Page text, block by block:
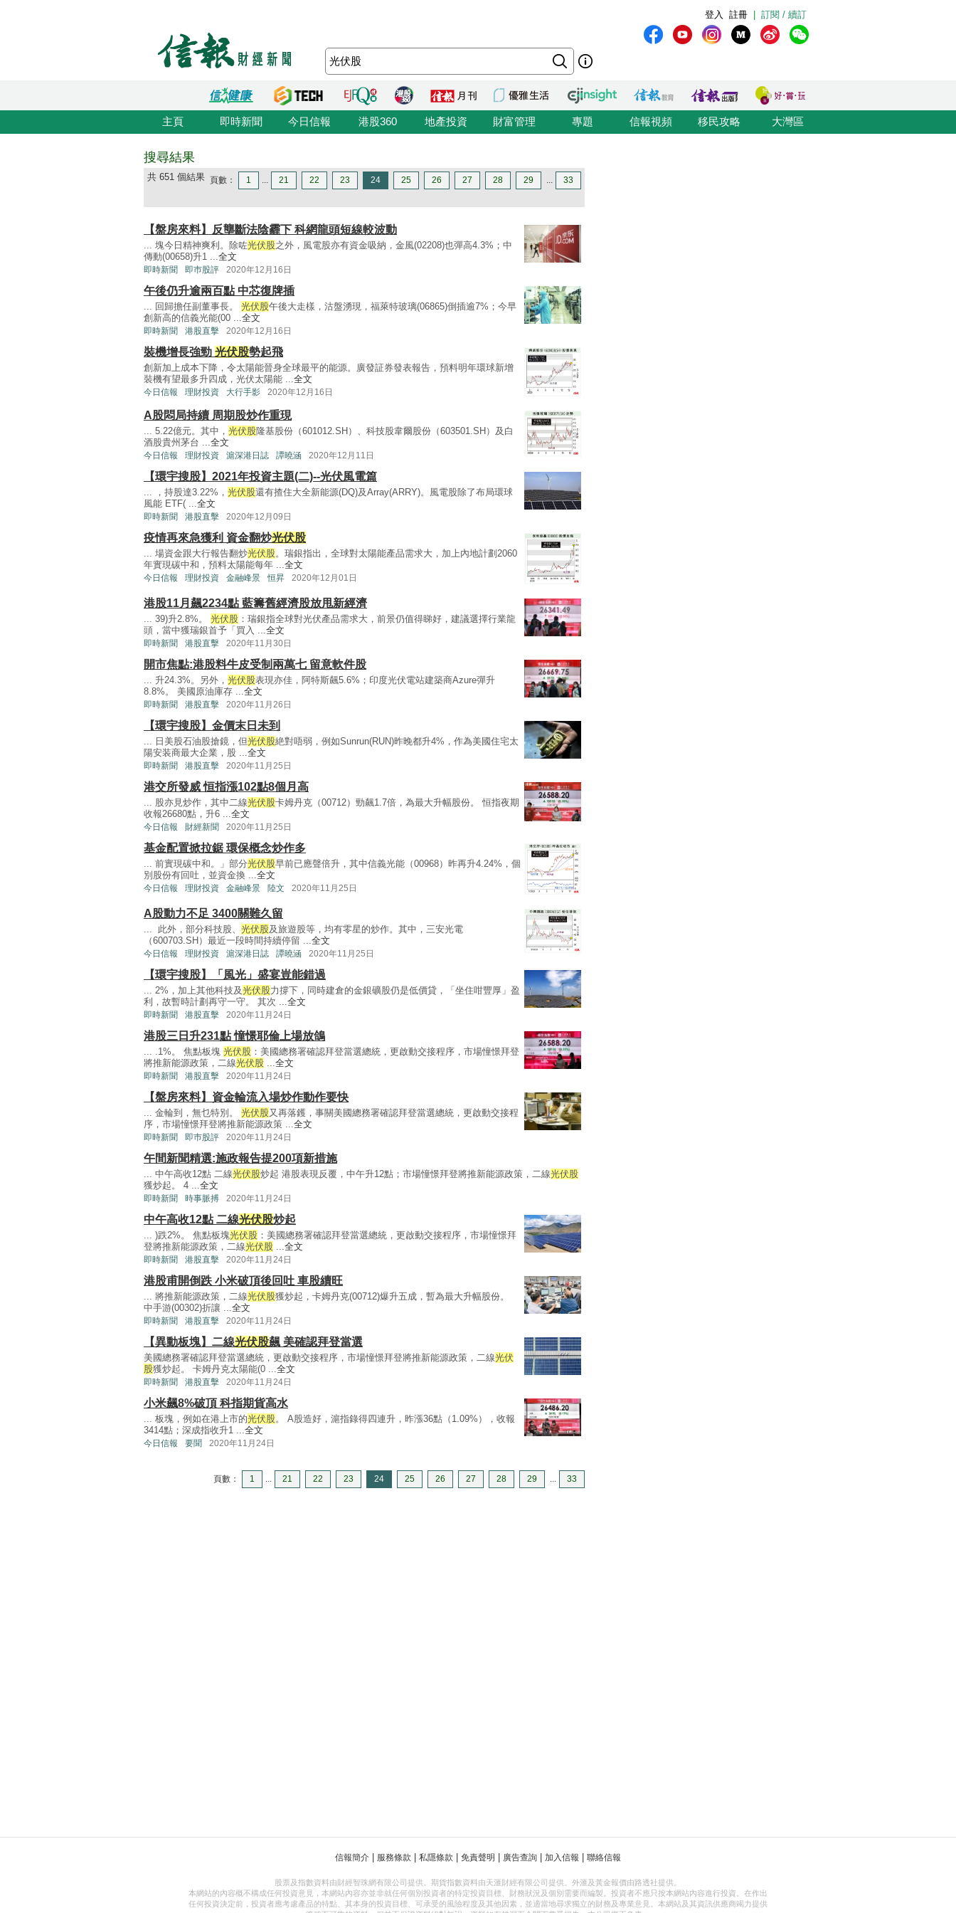
訂閱 / 續訂
註冊
登入
主頁 即時新聞 今日信報 港股360 地產投資 財富管理 專題 信報視頻 移民攻略 大灣區
搜尋結果
共 651 個結果 頁數： 1 ... 21 22 23 24 25 26 27 28 29 ... 33
【盤房來料】反壟斷法陰霾下 科網龍頭短線較波動
... 塊今日精神爽利。除咗光伏股之外，風電股亦有資金吸納，金風(02208)也彈高4.3%；中
傳動(00658)升1 ...全文
即時新聞 即巿股評 2020年12月16日
午後仍升逾兩百點 中芯復牌插
... 回歸擔任副董事長。 光伏股午後大走樣，沽盤湧現，福萊特玻璃(06865)倒插逾7%；今早
創新高的信義光能(00 ...全文
即時新聞 港股直擊 2020年12月16日
裝機增長強勁 光伏股勢起飛
創新加上成本下降，令太陽能晉身全球最平的能源。廣發証券發表報告，預料明年環球新增
裝機有望最多升四成，光伏太陽能 ...全文
今日信報 理財投資 大行手影 2020年12月16日
A股悶局持續 周期股炒作重現
... 5.22億元。其中， 光伏股隆基股份（601012.SH）、科技股韋爾股份（603501.SH）及白
酒股貴州茅台 ...全文
今日信報 理財投資 滬深港日誌 譚曉涵 2020年12月11日
【環宇搜股】2021年投資主題(二)--光伏風電篇
... ，持股達3.22%， 光伏股還有揸住大全新能源(DQ)及Array(ARRY)。風電股除了布局環球
風能 ETF( ...全文
即時新聞 港股直擊 2020年12月09日
疫情再來急獲利 資金翻炒光伏股
... 場資金跟大行報告翻炒光伏股。瑞銀指出，全球對太陽能產品需求大，加上內地計劃2060
年實現碳中和，預料太陽能每年 ...全文
今日信報 理財投資 金融峰景 恒昇 2020年12月01日
港股11月飆2234點 藍籌舊經濟股放甩新經濟
... 39)升2.8%。 光伏股 ：瑞銀指全球對光伏產品需求大，前景仍值得睇好，建議選擇行業龍
頭，當中獲瑞銀首予「買入 ...全文
即時新聞 港股直擊 2020年11月30日
開市焦點:港股料牛皮受制兩萬七 留意軟件股
... 升24.3%。另外， 光伏股表現亦佳，阿特斯飆5.6%；印度光伏電站建築商Azure彈升
8.8%。 美國原油庫存 ...全文
即時新聞 港股直擊 2020年11月26日
【環宇搜股】金價末日未到
... 日美股石油股搶鏡，但光伏股絶對唔弱，例如Sunrun(RUN)昨晚都升4%，作為美國住宅太
陽安装商最大企業，股 ...全文
即時新聞 港股直擊 2020年11月25日
港交所發威 恒指漲102點8個月高
... 股亦見炒作，其中二線光伏股卡姆丹克（00712）勁飆1.7倍，為最大升幅股份。 恒指夜期
收報26680點，升6 ...全文
今日信報 財經新聞 2020年11月25日
基金配置掀拉鋸 環保概念炒作多
... 前實現碳中和。」部分光伏股早前已應聲倍升，其中信義光能（00968）昨再升4.24%，個
別股份有回吐，並資金換 ...全文
今日信報 理財投資 金融峰景 陸文 2020年11月25日
A股動力不足 3400關難久留
... 此外，部分科技股、 光伏股及旅遊股等，均有零星的炒作。其中，三安光電
（600703.SH）最近一段時間持續停留 ... 全文
今日信報 理財投資 滬深港日誌 譚曉涵 2020年11月25日
【環宇搜股】「風光」盛宴豈能錯過
... 2%，加上其他科技及光伏股力撐下，同時建倉的金銀礦股仍是低價貸，「坐住咁豐厚」盈
利，故暫時計劃再守一守。 其次 ... 全文
即時新聞 港股直擊 2020年11月24日
港股三日升231點 憧憬耶倫上場放鴿
... .1%。 焦點板塊 光伏股 ：美國總務署確認拜登當選總統，更啟動交接程序，市場憧憬拜登
將推新能源政策，二線光伏股 全文
即時新聞 港股直擊 2020年11月24日
【盤房來料】資金輪流入場炒作動作要快
... 金輪到，無乜特別。 光伏股又再落鑊，事關美國總務署確認拜登當選總統，更啟動交接程
序，市場憧憬拜登將推新能源政策 ... 全文
即時新聞 即巿股評 2020年11月24日
午間新聞精選:施政報告提200項新措施
... 中午高收12點 二線光伏股炒起 港股表現反覆，中午升12點；市場憧憬拜登將推新能源政策，二線光伏股
獲炒起。 4 ... 全文
即時新聞 時事脈搏 2020年11月24日
中午高收12點 二線光伏股炒起
... )跌2%。 焦點板塊光伏股 ：美國總務署確認拜登當選總統，更啟動交接程序，市場憧憬拜
登將推新能源政策，二線光伏股 全文
即時新聞 港股直擊 2020年11月24日
港股甫開倒跌 小米破頂後回吐 車股續旺
... 將推新能源政策，二線光伏股獲炒起，卡姆丹克(00712)爆升五成，暫為最大升幅股份。
中手游(00302)折讓 ... 全文
即時新聞 港股直擊 2020年11月24日
【異動板塊】二線光伏股飆 美確認拜登當選
美國總務署確認拜登當選總統，更啟動交接程序，市場憧憬拜登將推新能源政策，二線光伏
股獲炒起。 卡姆丹克太陽能(0 ... 全文
即時新聞 港股直擊 2020年11月24日
小米飆8%破頂 科指期貨高水
... 板塊，例如在港上市的光伏股。 A股造好，滬指錄得四連升，昨漲36點（1.09%），收報
3414點；深成指收升1 ... 全文
今日信報 要聞 2020年11月24日
頁數： 1 21 22 23 24 25 26 27 28 29 33
信報簡介 | 服務條款 | 私隱條款 | 免責聲明 | 廣告查詢 | 加入信報 | 聯絡信報
股票及指數資料由財經智珠網有限公司提供。期貨指數資料由天滙財經有限公司提供。外滙及黃金報價由路透社提供。
本網站的內容概不構成任何投資意見，本網站內容亦並非就任何個別投資者的特定投資目標、財務狀況及個別需要而編製。投資者不應只按本網站內容進行投資。在作出
任何投資決定前，投資者應考慮產品的特點、其本身的投資目標、可承受的風險程度及其他因素，並適當地尋求獨立的財務及專業意見。本網站及其資訊供應商竭力提供